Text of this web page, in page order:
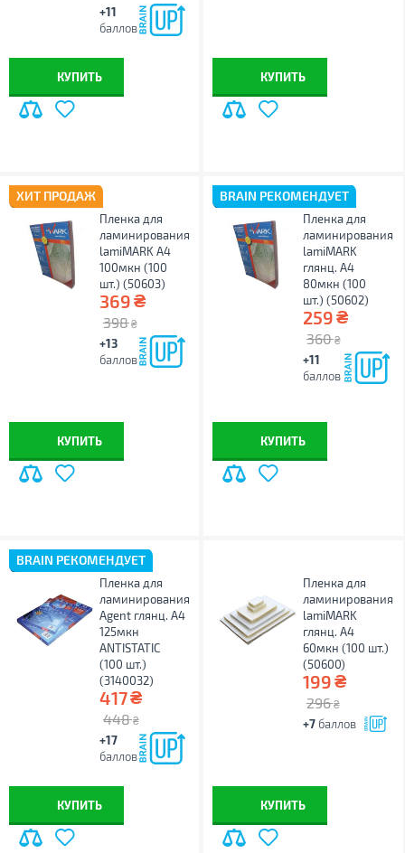
+11
баллов
КУПИТЬ КУПИТЬ
ХИТ ПРОДАЖ
Пленка для
ламинирования
lamiMARK А4
100мкн (100
шт.) (50603)
369₴
398 ₴
+13
баллов
КУПИТЬ
BRAIN РЕКОМЕНДУЕТ
Пленка для
ламинирования
lamiMARK
глянц. А4
80мкн (100
шт.) (50602)
259₴
360 ₴
+11
баллов
КУПИТЬ
BRAIN РЕКОМЕНДУЕТ
Пленка для
ламинирования
Agent глянц. А4
125мкн
ANTISTATIC
(100 шт.)
(3140032)
417₴
448 ₴
+17
баллов
КУПИТЬ
Пленка для
ламинирования
lamiMARK
глянц. А4
60мкн (100 шт.)
(50600)
199₴
296 ₴
+7 баллов
КУПИТЬ